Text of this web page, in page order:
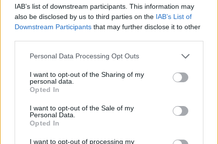
IAB’s list of downstream participants. This information may
also be disclosed by us to third parties on the IAB’s List of
Downstream Participants that may further disclose it to other
Please note that this website/app uses one or more Google
not limited to your visit or usage behaviour. You may click to
grant or deny consent to Google and its third-party tags to
use your data for below specified purposes in below Google
consent section.
Personal Data Processing Opt Outs
I want to opt-out of the Sharing of my
personal data.
Opted In
I want to opt-out of the Sale of my
Personal Data.
Opted In
I want to opt-out of processing my
Dear Nagyétkű, Nagyszomjú Társ!Következő
vacsorautunk a már jól bevált Taiwan Éttermbe
vezetett, ahol nemtúl szerény 16 kínai fogás vár ránk.
Kötelező kaland volt minden kínai- és ázsiaiízek
muszájmegszervezni ide egy vacsorát. (Az étterem…